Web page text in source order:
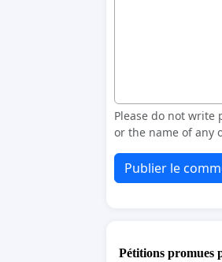
Please do not write
or the name of any
Publier le
Pétitions promues